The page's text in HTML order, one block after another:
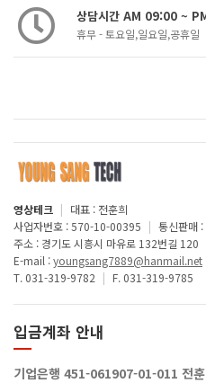
상담시간 AM 09:00 ~
휴무 - 토요일,일요일,공휴일
영상테크 | 대표 : 전훈희
사업자번호 : 570-10-00395 | 통신판매
주소 : 경기도 시흥시 마유로 132번길 120
E-mail :youngsang7889@hanmail.net
T. 031-319-9782 | F. 031-319-9785
입금계좌 안내
기업은행 451-061907-01-011 전훈